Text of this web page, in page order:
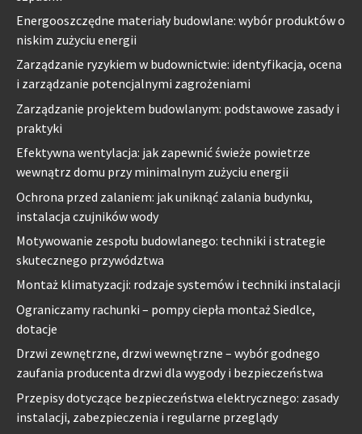
Energooszczędne materiały budowlane: wybór produktów o
niskim zużyciu energii
Zarządzanie ryzykiem w budownictwie: identyfikacja, ocena
i zarządzanie potencjalnymi zagrożeniami
Zarządzanie projektem budowlanym: podstawowe zasady i
praktyki
Efektywna wentylacja: jak zapewnić świeże powietrze
wewnątrz domu przy minimalnym zużyciu energii
Ochrona przed zalaniem: jak uniknąć zalania budynku,
instalacja czujników wody
Motywowanie zespołu budowlanego: techniki i strategie
skutecznego przywództwa
Montaż klimatyzacji: rodzaje systemów i techniki instalacji
Ograniczamy rachunki – pompy ciepła montaż Siedlce,
dotacje
Drzwi zewnętrzne, drzwi wewnętrzne – wybór godnego
zaufania producenta drzwi dla wygody i bezpieczeństwa
Przepisy dotyczące bezpieczeństwa elektrycznego: zasady
instalacji, zabezpieczenia i regularne przeglądy